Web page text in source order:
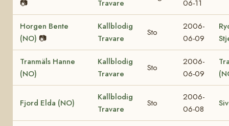
📷
Travare
06-11
Horgen Bente
(NO) 📷
Kallblodig
Travare
Sto
2006-
06-09
Tranmäls Hanne
(NO)
Kallblodig
Travare
Sto
2006-
06-09
Fjord Elda (NO)
Kallblodig
Travare
Sto
2006-
06-08